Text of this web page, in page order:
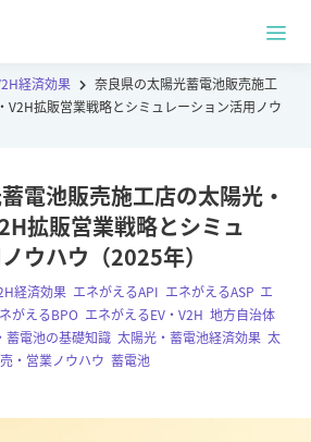
経済効果
奈良県の太陽光蓄電池販売施工
V2H拡販営業戦略とシミュレーション活用ノウ
電池販売施工店の太陽光・
拡販営業戦略とシミュ
ウハウ（2025年）
経済効果 エネがえるAPI エネがえるASP エ
がえるBPO エネがえるEV・V2H ,地方自治体
蓄電池の基礎知識 ,太陽光・蓄電池経済効果 ,太
・営業ノウハウ ,蓄電池